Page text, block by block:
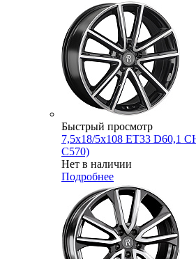
Быстрый просмотр
7,5x18/5x108 ET33 D60,1
C570)
Нет в наличии
Подробнее